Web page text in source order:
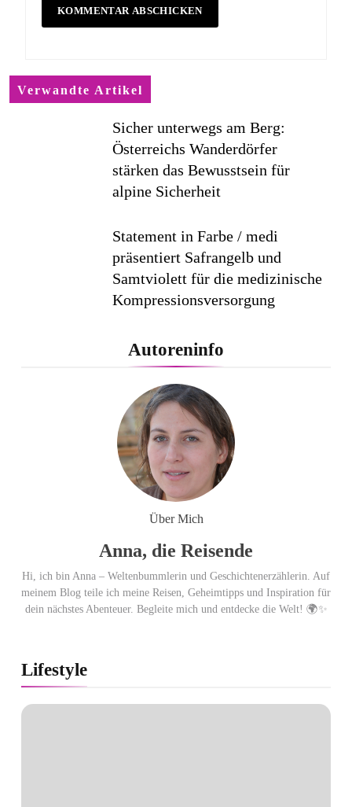
Verwandte Artikel
Sicher unterwegs am Berg:
Österreichs Wanderdörfer
stärken das Bewusstsein für
alpine Sicherheit
Statement in Farbe / medi
präsentiert Safrangelb und
Samtviolett für die medizinische
Kompressionsversorgung
PEPE JEANS LONDON AW26
Flachste mechanische
Weltzeituhr gewinnt Red Dot:
Best of the Best 2026 / NOMOS
Glashütte erzielt 94 von 100
Punkten.
Autoreninfo
Über Mich
Anna, die Reisende
Hi, ich bin Anna – Weltenbummlerin und Geschichtenerzählerin. Auf
meinem Blog teile ich meine Reisen, Geheimtipps und Inspiration für
dein nächstes Abenteuer. Begleite mich und entdecke die Welt! 🌍✨
Lifestyle